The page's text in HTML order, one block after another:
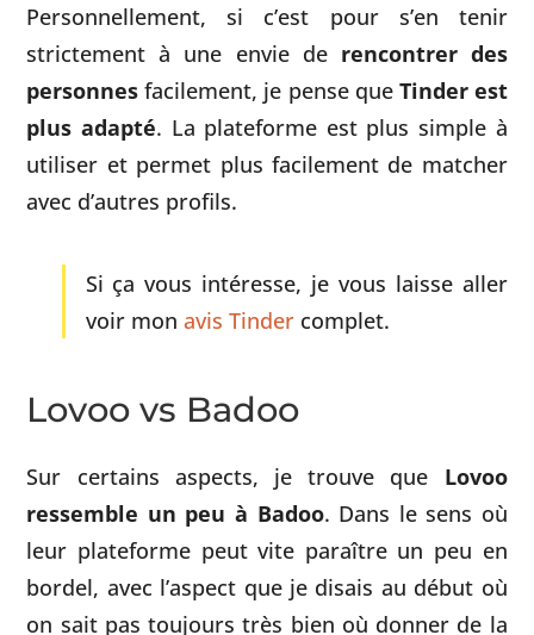
Personnellement, si c’est pour s’en tenir
strictement à une envie de rencontrer des
personnes facilement, je pense que Tinder est
plus adapté. La plateforme est plus simple à
utiliser et permet plus facilement de matcher
avec d’autres profils.
Si ça vous intéresse, je vous laisse aller
voir mon avis Tindercomplet.
Lovoo vs Badoo
Sur certains aspects, je trouve que Lovoo
ressemble un peu à Badoo. Dans le sens où
leur plateforme peut vite paraître un peu en
bordel, avec l’aspect que je disais au début où
on sait pas toujours très bien où donner de la